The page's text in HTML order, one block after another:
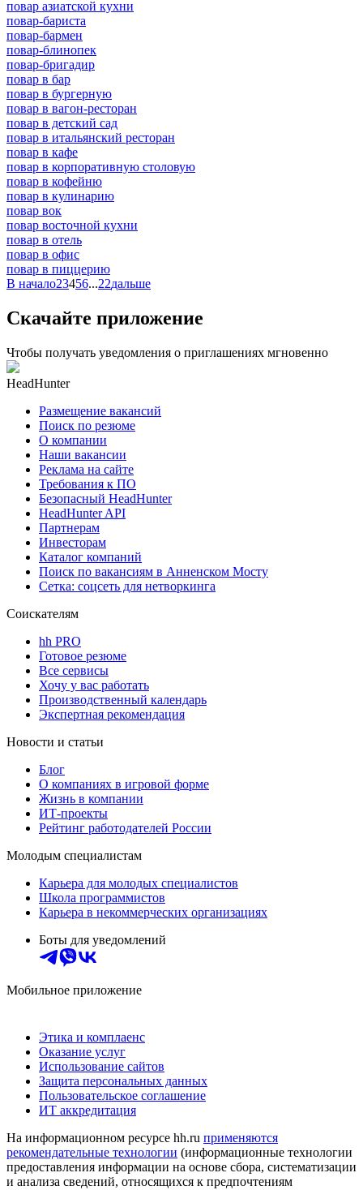
повар азиатской кухни
повар-бариста
повар-бармен
повар-блинопек
повар-бригадир
повар в бар
повар в бургерную
повар в вагон-ресторан
повар в детский сад
повар в итальянский ресторан
повар в кафе
повар в корпоративную столовую
повар в кофейню
повар в кулинарию
повар вок
повар восточной кухни
повар в отель
повар в офис
повар в пиццерию
В начало23456...22дальше
Скачайте приложение
Чтобы получать уведомления о приглашениях мгновенно
HeadHunter
Размещение вакансий
Поиск по резюме
О компании
Наши вакансии
Реклама на сайте
Требования к ПО
Безопасный HeadHunter
HeadHunter API
Партнерам
Инвесторам
Каталог компаний
Поиск по вакансиям в Анненском Мосту
Сетка: соцсеть для нетворкинга
Соискателям
hh PRO
Готовое резюме
Все сервисы
Хочу у вас работать
Производственный календарь
Экспертная рекомендация
Новости и статьи
Блог
О компаниях в игровой форме
Жизнь в компании
ИТ-проекты
Рейтинг работодателей России
Молодым специалистам
Карьера для молодых специалистов
Школа программистов
Карьера в некоммерческих организациях
Боты для уведомлений
Мобильное приложение
Этика и комплаенс
Оказание услуг
Использование сайтов
Защита персональных данных
Пользовательское соглашение
ИТ аккредитация
На информационном ресурсе hh.ru применяются
рекомендательные технологии (информационные технологии
предоставления информации на основе сбора, систематизации
и анализа сведений, относящихся к предпочтениям